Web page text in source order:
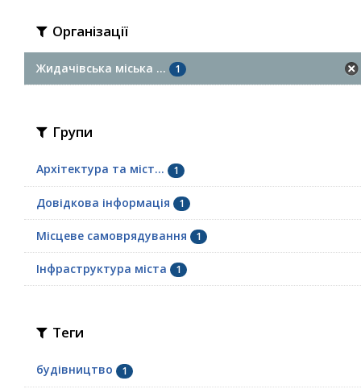
Організації
Жидачівська міська ... 1
Групи
Архітектура та міст... 1
Довідкова інформація 1
Місцеве самоврядування 1
Інфраструктура міста 1
Теги
будівництво 1